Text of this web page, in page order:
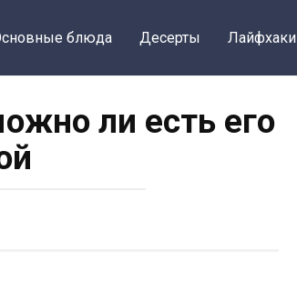
блюда Десерты Лайфхаки
ли есть его